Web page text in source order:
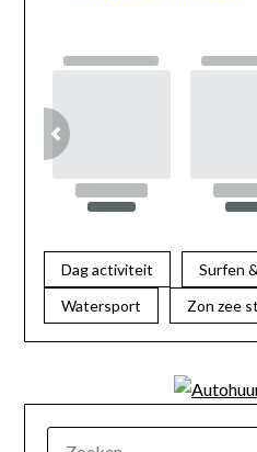
Dag activiteit
Surfen
Watersport
Zon zee